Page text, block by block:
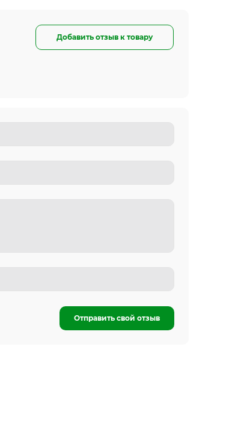
Добавить отзыв к товару
Отправить свой отзыв